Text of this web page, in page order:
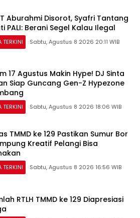
Aburahmi Disorot, Syafri Tantang
PALI: Berani Segel Kalau Ilegal
TERKINI Sabtu, Agustus 8 2026 20:11 WIB
17 Agustus Makin Hype! DJ Sinta
Siap Guncang Gen-Z Hypezone
TERKINI Sabtu, Agustus 8 2026 18:06 WIB
TMMD ke 129 Pastikan Sumur Bor
Kreatif Pelangi Bisa
TERKINI Sabtu, Agustus 8 2026 16:56 WIB
RTLH TMMD ke 129 Diapresiasi